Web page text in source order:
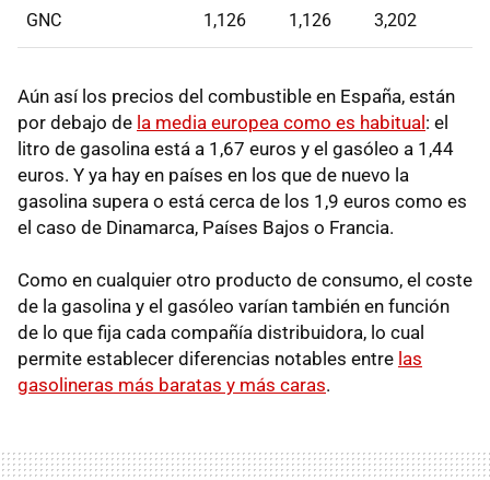
GNC 1,126 1,126 3,202
Aún así los precios del combustible en España, están
por debajo de la media europea como es habitual: el
litro de gasolina está a 1,67 euros y el gasóleo a 1,44
euros. Y ya hay en países en los que de nuevo la
gasolina supera o está cerca de los 1,9 euros como es
el caso de Dinamarca, Países Bajos o Francia.
Como en cualquier otro producto de consumo, el coste
de la gasolina y el gasóleo varían también en función
de lo que fija cada compañía distribuidora, lo cual
permite establecer diferencias notables entre las
gasolineras más baratas y más caras.